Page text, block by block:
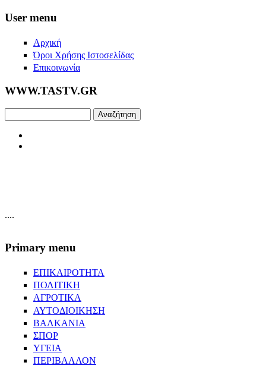
Skip to main content
User menu
Αρχική
Όροι Χρήσης Ιστοσελίδας
Επικοινωνία
WWW.TASTV.GR
....
Primary menu
ΕΠΙΚΑΙΡΟΤΗΤΑ
ΠΟΛΙΤΙΚΗ
ΑΓΡΟΤΙΚΑ
ΑΥΤΟΔΙΟΙΚΗΣΗ
ΒΑΛΚΑΝΙΑ
ΣΠΟΡ
ΥΓΕΙΑ
ΠΕΡΙΒΑΛΛΟΝ